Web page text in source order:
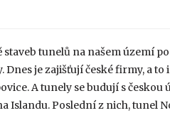
staveb tunelů na našem území
Dnes je zajišťují české firmy, a
A tunely se budují s českou
Islandu. Poslední z nich, tunel